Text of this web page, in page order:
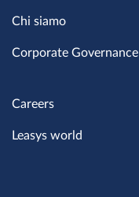
Chi siamo
Corporate Governance
Careers
Leasys world